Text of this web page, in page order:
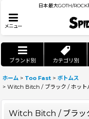
日本最大GOTH/
メニュー
ブランド別 カテゴリ別
ホーム > Too Fast > ボトムス
> Witch Bitch / ブラック / ホット
Witch Bitch / ブラッ